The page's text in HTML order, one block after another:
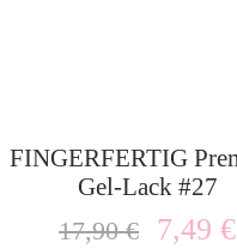
FINGERFERTIG
Gel-Lack #27
17,90€ 7,49€